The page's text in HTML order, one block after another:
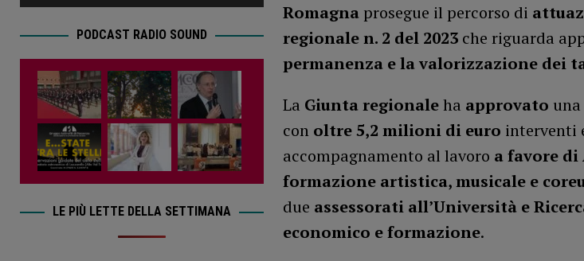
Romagnaprosegue il percorso di
regionale n. 2 del 2023che riguarda
permanenza e la valorizzazione dei
La Giunta regionaleha approvato
conoltre 5,2 milioni di euro interventi
accompagnamento al lavoro a favore
formazione artistica, musicale e
due assessorati all’Università e
economico e formazione.
PODCAST RADIO SOUND
LE PIÙ LETTE DELLA SETTIMANA